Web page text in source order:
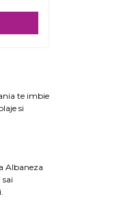
te imbie
si
Albaneza